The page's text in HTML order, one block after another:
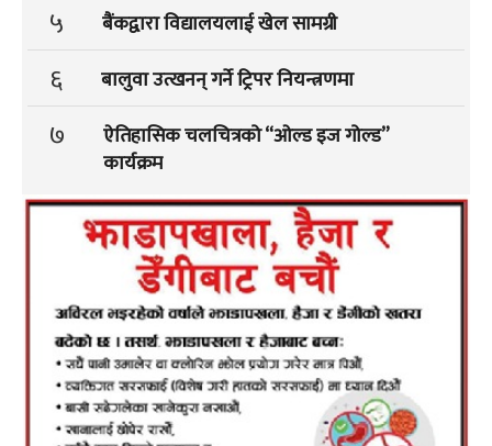
५ बैंकद्वारा विद्यालयलाई खेल सामग्री
६ बालुवा उत्खनन् गर्ने ट्रिपर नियन्त्रणमा
७
ऐतिहासिक चलचित्रको “ओल्ड इज गोल्ड”
कार्यक्रम